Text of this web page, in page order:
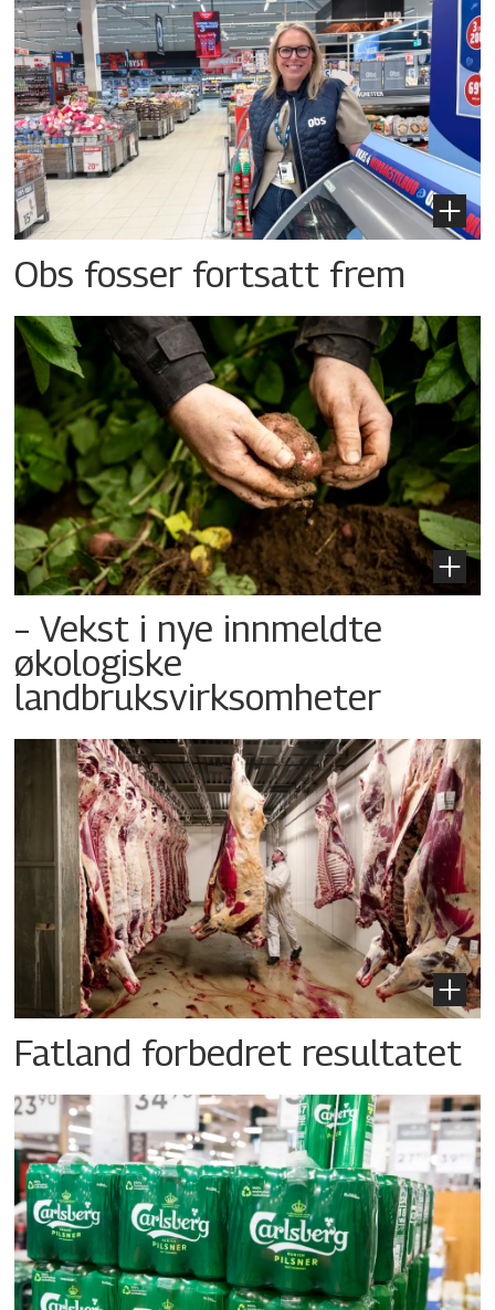
Obs fosser fortsatt frem
– Vekst i nye innmeldte
økologiske
landbruksvirksomheter
Fatland forbedret resultatet